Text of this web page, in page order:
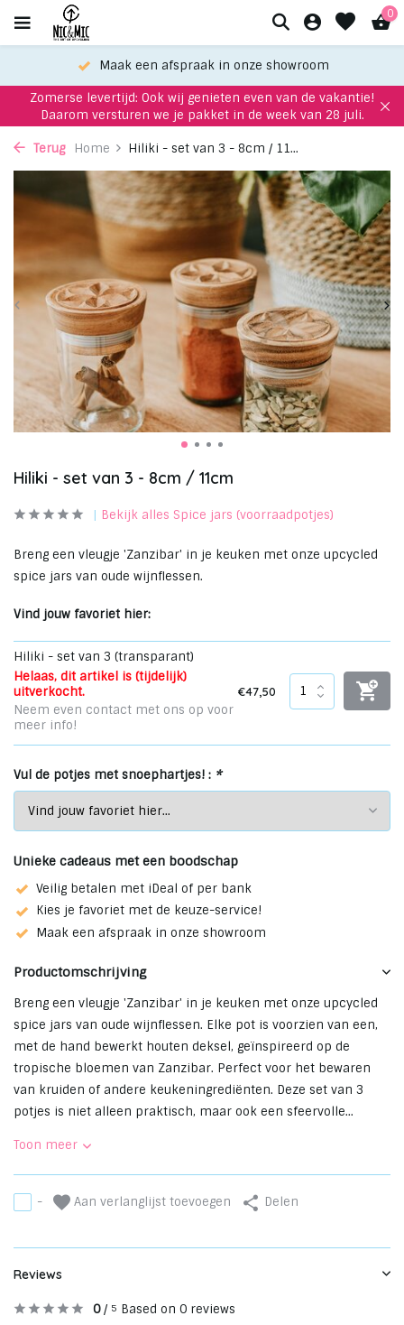
0
Maak een afspraak in onze showroom
Zomerse levertijd: Ook wij genieten even van de vakantie!
Daarom versturen we je pakket in de week van 28 juli.
Terug Home Hiliki - set van 3 - 8cm / 11...
Hiliki - set van 3 - 8cm / 11cm
Bekijk alles Spice jars (voorraadpotjes)
Breng een vleugje 'Zanzibar' in je keuken met onze upcycled
spice jars van oude wijnflessen.
Vind jouw favoriet hier:
Hiliki - set van 3 (transparant)
Helaas, dit artikel is (tijdelijk)
uitverkocht.
Neem even contact met ons op voor
meer info!
€47,50
Vul de potjes met snoephartjes! : *
Unieke cadeaus met een boodschap
Veilig betalen met iDeal of per bank
Kies je favoriet met de keuze-service!
Maak een afspraak in onze showroom
Productomschrijving
Breng een vleugje 'Zanzibar' in je keuken met onze upcycled
spice jars van oude wijnflessen. Elke pot is voorzien van een,
met de hand bewerkt houten deksel, geïnspireerd op de
tropische bloemen van Zanzibar. Perfect voor het bewaren
van kruiden of andere keukeningrediënten. Deze set van 3
potjes is niet alleen praktisch, maar ook een sfeervolle...
Toon meer
- Aan verlanglijst toevoegen Delen
Reviews
0/ 5 Based on 0 reviews